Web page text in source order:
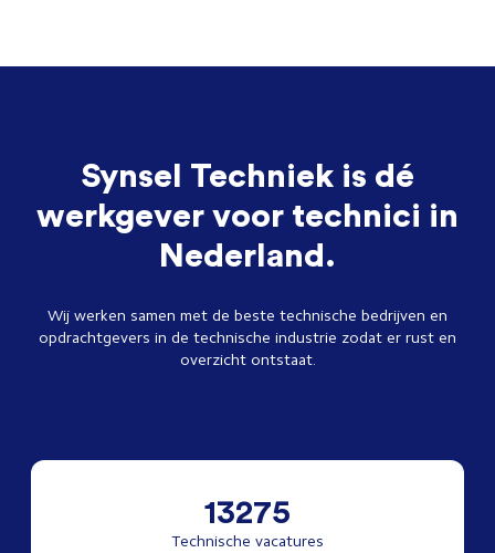
Synsel Techniek is dé
werkgever voor technici in
Nederland.
Wij werken samen met de beste technische bedrijven en
opdrachtgevers in de technische industrie zodat er rust en
overzicht ontstaat.
13275
Technische vacatures